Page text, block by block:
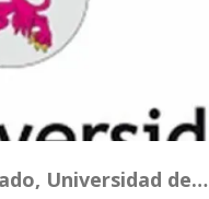
Universidad de…